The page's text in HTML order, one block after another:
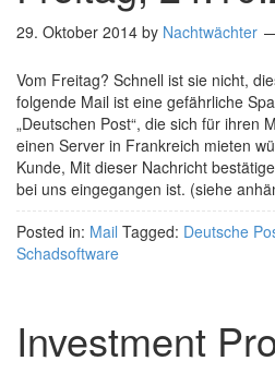
29. Oktober 2014 by Nachtwächter
Vom Freitag? Schnell ist sie nicht,
folgende Mail ist eine gefährliche
„Deutschen Post“, die sich für ihren
einen Server in Frankreich mieten
Kunde, Mit dieser Nachricht
bei uns eingegangen ist. (siehe
Posted in: Mail Tagged: Deutsche
Schadsoftware
Investment